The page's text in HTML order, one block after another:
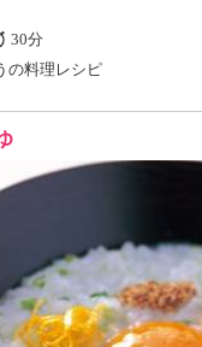
30分
の料理レシピ